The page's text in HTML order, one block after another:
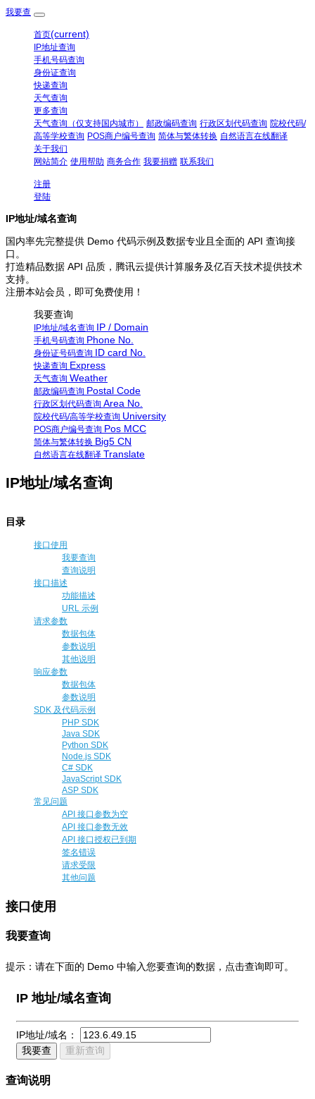
我要查
首页(current)
IP地址查询
手机号码查询
身份证查询
快递查询
天气查询
更多查询
天气查询（仅支持国内城市）
邮政编码查询 行政区划代码查询 院校代码/
高等学校查询 POS商户编号查询 简体与繁体转换 自然语言在线翻译
关于我们
网站简介 使用帮助 商务合作 我要捐赠 联系我们
注册
登陆
IP地址/域名查询
国内率先完整提供 Demo 代码示例及数据专业且全面的 API 查询接
口。
打造精品数据 API 品质，腾讯云提供计算服务及亿百天技术提供技术
支持。
注册本站会员，即可免费使用！
我要查询
IP地址/域名查询 IP / Domain
手机号码查询 Phone No.
身份证号码查询 ID card No.
快递查询 Express
天气查询 Weather
邮政编码查询 Postal Code
行政区划代码查询 Area No.
院校代码/高等学校查询 University
POS商户编号查询 Pos MCC
简体与繁体转换 Big5 CN
自然语言在线翻译 Translate
IP地址/域名查询
目录
接口使用
我要查询
查询说明
接口描述
功能描述
URL 示例
请求参数
数据包体
参数说明
其他说明
响应参数
数据包体
参数说明
SDK 及代码示例
PHP SDK
Java SDK
Python SDK
Node.js SDK
C# SDK
JavaScript SDK
ASP SDK
常见问题
API 接口参数为空
API 接口参数无效
API 接口授权已到期
签名错误
请求受限
其他问题
接口使用
我要查询
提示：请在下面的 Demo 中输入您要查询的数据，点击查询即可。
IP 地址/域名查询
IP地址/域名：
我要查
重新查询
查询说明